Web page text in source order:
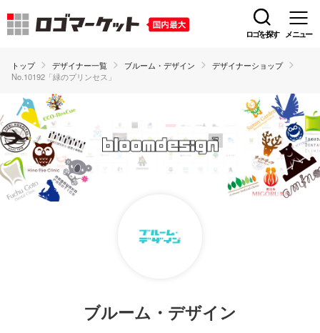
ロゴを探す メニュー
トップ デザイナー一覧 ブルーム・デザイン
デザイナーショップ
No.10192「緑のプリンセス」
ブルーム・デザイン